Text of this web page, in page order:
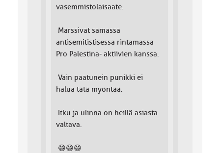
vasemmistolaisaate.
Marssivat samassa
antisemitistisessa rintamassa
Pro Palestina- aktiivien kanssa.
Vain paatunein punikki ei
halua tätä myöntää.
Itku ja ulinna on heillä asiasta
valtava.
😄😄😄